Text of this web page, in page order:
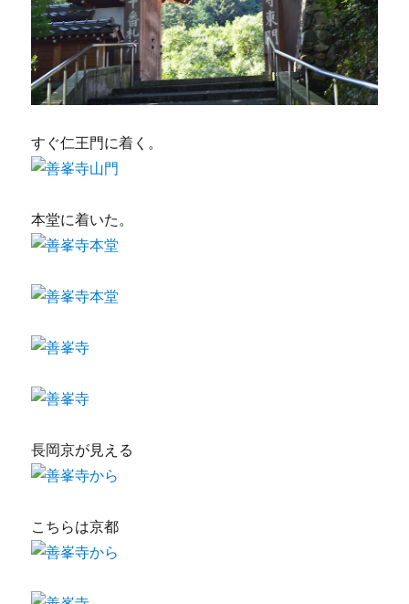
すぐ仁王門に着く。
本堂に着いた。
長岡京が見える
こちらは京都